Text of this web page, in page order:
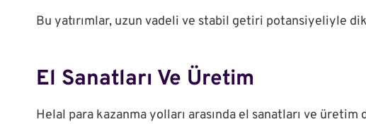
Bu yatırımlar, uzun vadeli ve stabil getiri potansiyeliyle
El Sanatları Ve Üretim
Helal para kazanma yolları arasında el sanatları ve